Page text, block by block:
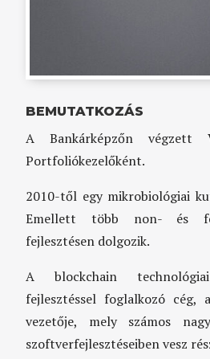
BEMUTATKOZÁS
A Bankárképzőn végzett
Portfoliókezelőként.
2010-től egy mikrobiológiai
Emellett több non- és
fejlesztésen dolgozik.
A blockchain
fejlesztéssel foglalkozó cég,
vezetője, mely számos
szoftverfejlesztéseiben vesz